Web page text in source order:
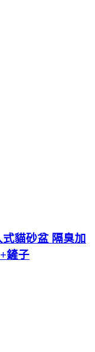
式貓砂盆 隔臭加
鏟子